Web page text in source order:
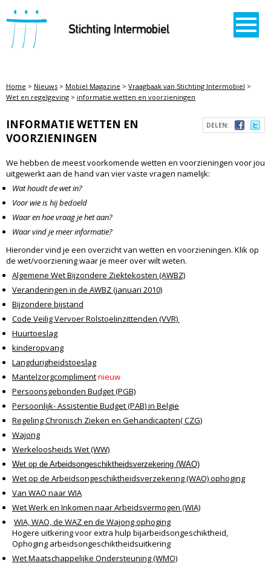
STICHTING INTERMOBIEL
Home > Nieuws > Mobiel Magazine > Vraagbaak van Stichting Intermobiel >
Wet en regelgeving > informatie wetten en voorzieningen
DELEN:
INFORMATIE WETTEN EN
VOORZIENINGEN
We hebben de meest voorkomende wetten en voorzieningen voor jou
uitgewerkt aan de hand van vier vaste vragen namelijk:
Wat houdt de wet in?
Voor wie is hij bedoeld
Waar en hoe vraag je het aan?
Waar vind je meer informatie?
Hieronder vind je een overzicht van wetten en voorzieningen. Klik op
de wet/voorziening waar je meer over wilt weten.
Algemene Wet Bijzondere Ziektekosten (AWBZ)
Veranderingen in de AWBZ (januari 2010)
Bijzondere bijstand
Code Veilig Vervoer Rolstoelinzittenden (VVR)
Huurtoeslag
kinderopvang
Langdurigheidstoeslag
Mantelzorgcomplimentnieuw
Persoonsgebonden Budget (PGB)
Persoonlijk- Assistentie Budget (PAB) in Belgie
Regeling Chronisch Zieken en Gehandicapten( CZG)
Wajong
Werkeloosheids Wet (WW)
Wet op de Arbeidsongeschiktheidsverzekering (WAO)
Wet op de Arbeidsongeschiktheidsverzekering (WAO) ophoging
Van WAO naar WIA
Wet Werk en Inkomen naar Arbeidsvermogen (WIA)
WIA, WAO, de WAZ en de Wajong ophoging
Hogere uitkering voor extra hulp bijarbeidsongeschiktheid,
Ophoging arbeidsongeschiktheidsuitkering
Wet Maatschappelijke Ondersteuning (WMO)